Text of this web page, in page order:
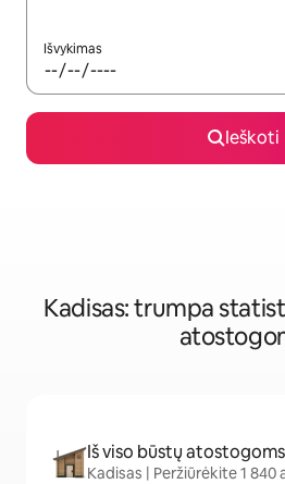
Išvykimas
Ieškoti
Kadisas: trumpa
Iš viso būstų atostogoms
Kadisas | Peržiūrėkite 1